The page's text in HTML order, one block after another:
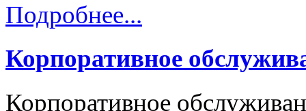
Подробнее...
Корпоративное
Корпоративное